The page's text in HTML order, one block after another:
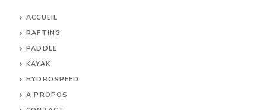
ACCUEIL
RAFTING
PADDLE
KAYAK
HYDROSPEED
A PROPOS